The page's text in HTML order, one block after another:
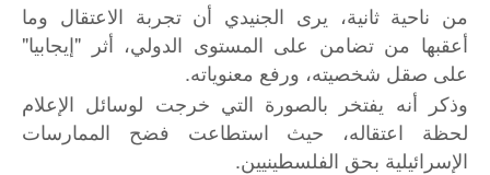
من ناحية ثانية، يرى الجنيدي أن تجربة الاعتقال وما
أعقبها من تضامن على المستوى الدولي، أثر "إيجابيا"
على صقل شخصيته، ورفع معنوياته.
وذكر أنه يفتخر بالصورة التي خرجت لوسائل الإعلام
لحظة اعتقاله، حيث استطاعت فضح الممارسات
الإسرائيلية بحق الفلسطينيين.